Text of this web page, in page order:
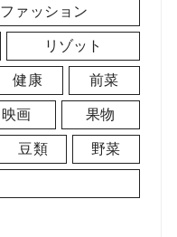
ファッション
リゾット
健康
前菜
映画
果物
豆類
野菜